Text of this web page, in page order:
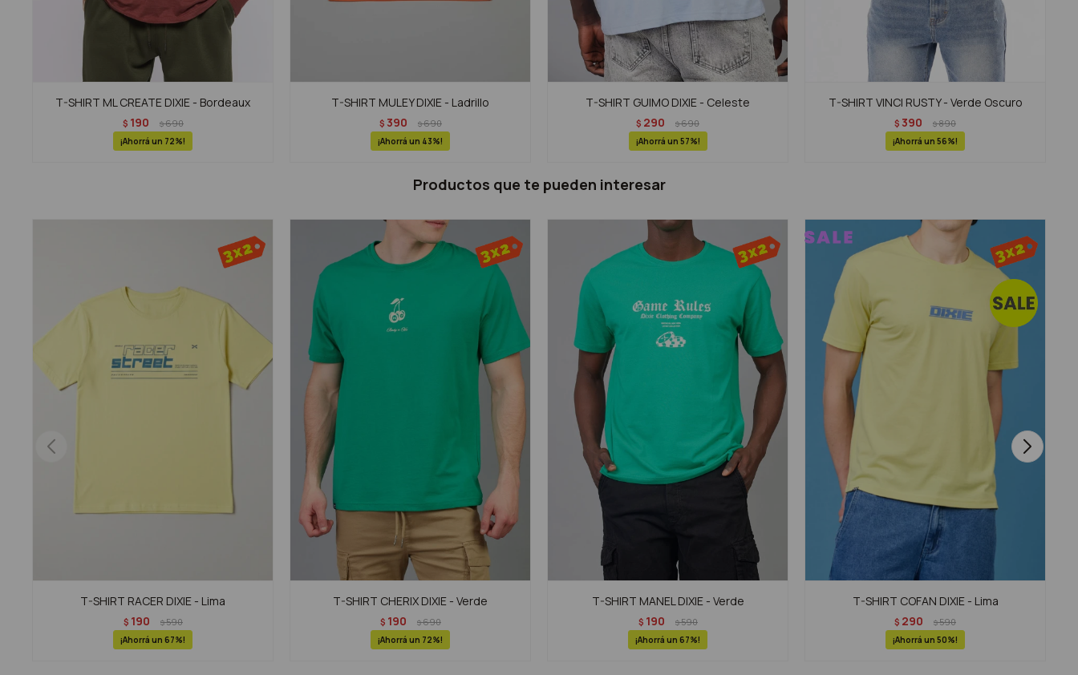
T-SHIRT ML CREATE DIXIE - Bordeaux
$ 190 $690
72
T-SHIRT MULEY DIXIE - Ladrillo
$ 390 $690
43
T-SHIRT GUIMO DIXIE - Celeste
$ 290 $690
57
T-SHIRT VINCI RUSTY - Verde Oscuro
$ 390 $890
56
Productos que te pueden interesar
T-SHIRT RACER DIXIE - Lima
$ 190 $590
67
T-SHIRT CHERIX DIXIE - Verde
$ 190 $690
72
T-SHIRT MANEL DIXIE - Verde
$ 190 $590
67
T-SHIRT COFAN DIXIE - Lima
$ 290 $590
50